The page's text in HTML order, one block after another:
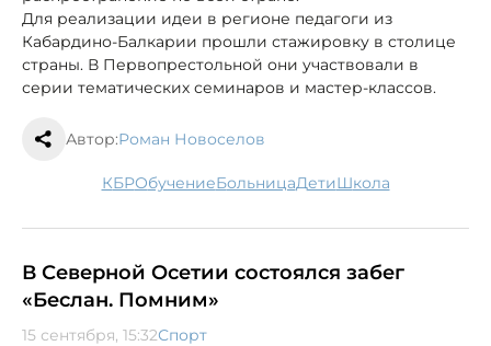
Для реализации идеи в регионе педагоги из
Кабардино-Балкарии прошли стажировку в столице
страны. В Первопрестольной они участвовали в
серии тематических семинаров и мастер-классов.
Автор:Роман Новоселов
КБР обучение больница дети школа
В Северной Осетии состоялся забег
«Беслан. Помним»
15 сентября, 15:32Спорт